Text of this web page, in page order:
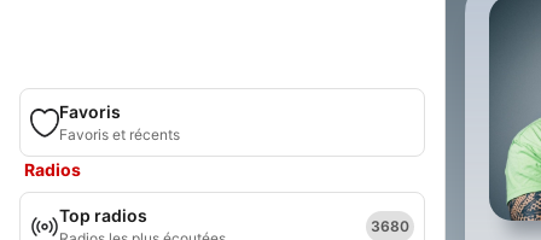
Favoris
Favoris et récents
Radios
Top radios 3680